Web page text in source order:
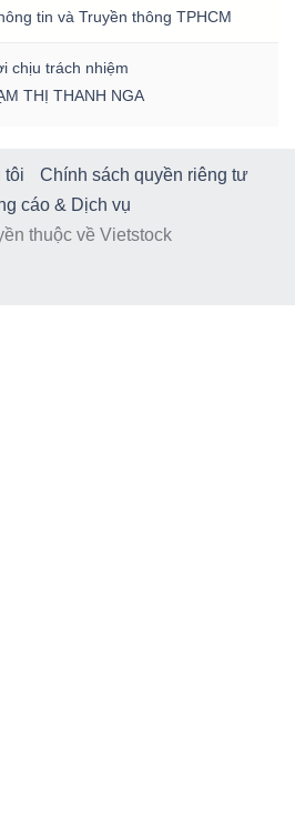
tin và Truyền thông TPHCM
chịu trách nhiệm
THỊ THANH NGA
tôi
Chính sách quyền riêng tư
cáo & Dịch vụ
thuộc về Vietstock